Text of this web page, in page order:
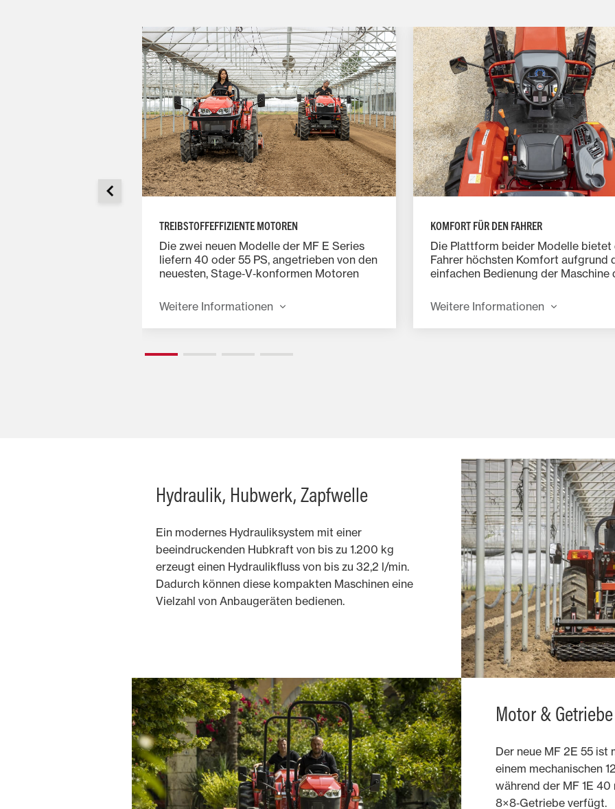
TREIBSTOFFEFFIZIENTE MOTOREN
Die zwei neuen Modelle der MF E Series
liefern 40 oder 55 PS, angetrieben von den
neuesten, Stage‑V‑konformen Motoren
benutzerfreundlichen
Handschaltgetrieben.
Weitere Informationen
KOMFORT FÜR DEN FAHRER
Die Plattform beider Modelle bietet
Fahrer höchsten Komfort aufgrund
einfachen Bedienung der Maschine
Anordnung der Bedienelemente.
Weitere Informationen
Hydraulik, Hubwerk, Zapfwelle
Ein modernes Hydrauliksystem mit einer
beeindruckenden Hubkraft von bis zu 1.200 kg
erzeugt einen Hydraulikfluss von bis zu 32,2 l/min.
Dadurch können diese kompakten Maschinen eine
Vielzahl von Anbaugeräten bedienen.
Motor & Getriebe
Der neue MF 2E 55 ist
einem mechanischen
während der MF 1E
8×8‑Getriebe verfügt.